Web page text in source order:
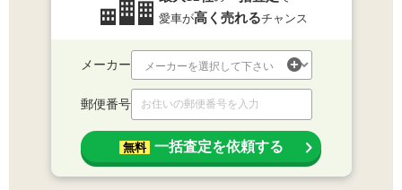
愛車が高く売れるチャンス
メーカー
郵便番号
無料 一括査定を依頼する